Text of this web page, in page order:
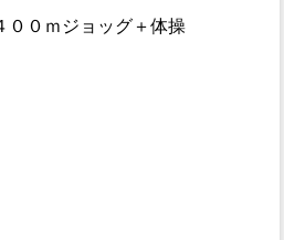
００ｍジョッグ＋体操